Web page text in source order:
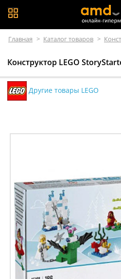
Главная > Каталог товаров >
Конструктор LEGO
Другие товары LEGO